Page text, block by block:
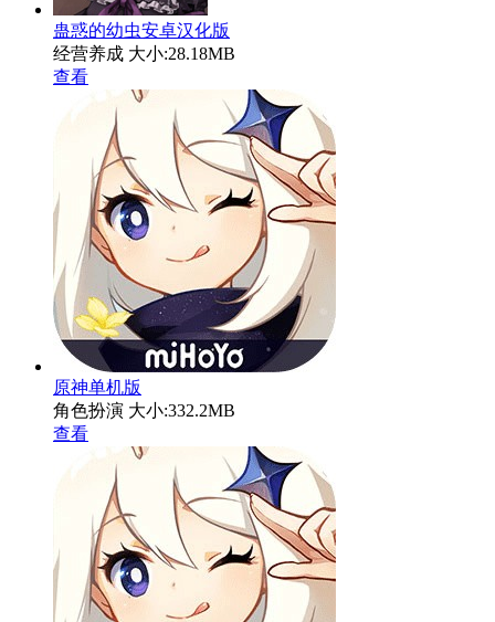
蛊惑的幼虫安卓汉化版
经营养成 大小:28.18MB
查看
原神单机版
角色扮演 大小:332.2MB
查看